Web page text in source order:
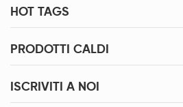
HOT TAGS
PRODOTTI CALDI
ISCRIVITI A NOI